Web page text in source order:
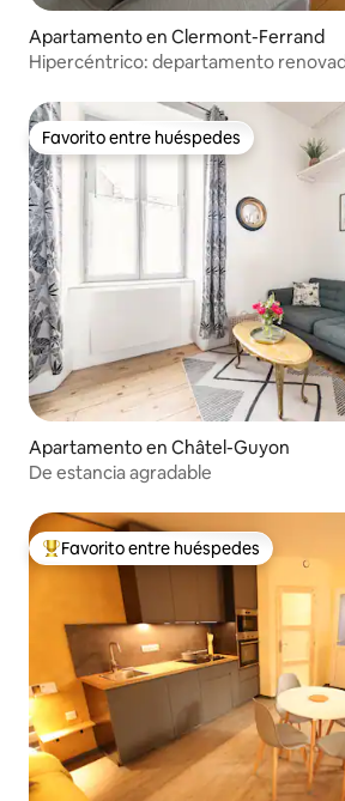
Apartamento en Clermont-Ferrand
Hipercéntrico: departamento
Favorito entre huéspedes
Favorito entre huéspedes
Apartamento en Châtel-Guyon
De estancia agradable
Favorito entre huéspedes preferido
Favorito entre huéspedes